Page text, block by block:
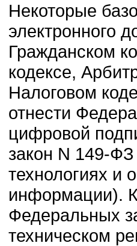
Некоторые
электронного
Гражданском
кодексе,
Налоговом
отнести
цифровой
закон N 149-
технологиях и
информации).
Федеральных
техническом